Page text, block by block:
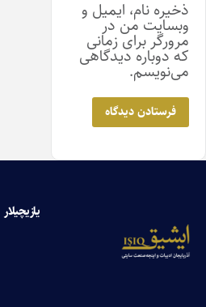
ذخیره نام، ایمیل و
وبسایت من در
مرورگر برای زمانی
که دوباره دیدگاهی
می‌نویسم.
یازیچیلار